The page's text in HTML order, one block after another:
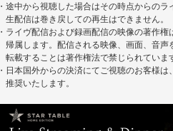
・途中から視聴した場合はその時点からのラ
生配信は巻き戻しての再生はできません。
・ライヴ配信および録画配信の映像の著作
帰属します。配信される映像、画面、音
転載することは著作権法で禁じられていま
・日本国外からの決済にてご視聴のお客様は
推奨いたします。